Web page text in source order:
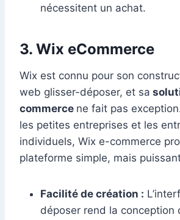
nécessitent un achat.
3. Wix eCommerce
Wix est connu pour son
web glisser-déposer, et sa
commerce ne fait pas
les petites entreprises et les
individuels, Wix e-commerce
plateforme simple, mais
Facilité de création :
déposer rend la conception